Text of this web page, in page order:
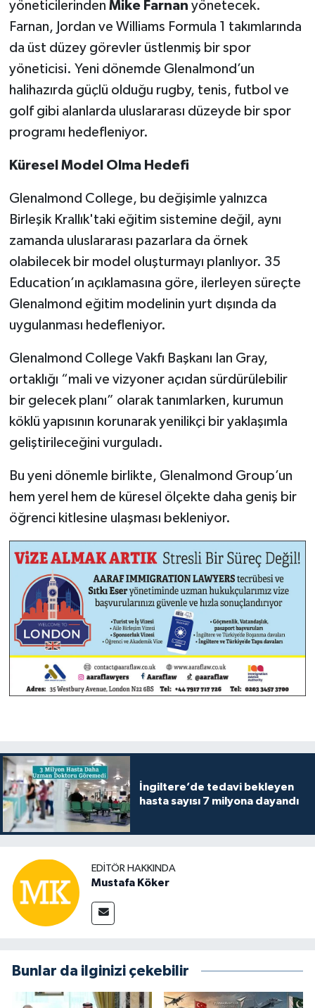
yöneticilerinden Mike Farnan yönetecek.
Farnan, Jordan ve Williams Formula 1 takımlarında
da üst düzey görevler üstlenmiş bir spor
yöneticisi. Yeni dönemde Glenalmond’un
halihazırda güçlü olduğu rugby, tenis, futbol ve
golf gibi alanlarda uluslararası düzeyde bir spor
programı hedefleniyor.
Küresel Model Olma Hedefi
Glenalmond College, bu değişimle yalnızca
Birleşik Krallık'taki eğitim sistemine değil, aynı
zamanda uluslararası pazarlara da örnek
olabilecek bir model oluşturmayı planlıyor. 35
Education’ın açıklamasına göre, ilerleyen süreçte
Glenalmond eğitim modelinin yurt dışında da
uygulanması hedefleniyor.
Glenalmond College Vakfı Başkanı Ian Gray,
ortaklığı “mali ve vizyoner açıdan sürdürülebilir
bir gelecek planı” olarak tanımlarken, kurumun
köklü yapısının korunarak yenilikçi bir yaklaşımla
geliştirileceğini vurguladı.
Bu yeni dönemle birlikte, Glenalmond Group’un
hem yerel hem de küresel ölçekte daha geniş bir
öğrenci kitlesine ulaşması bekleniyor.
İngiltere’de tedavi bekleyen
hasta sayısı 7 milyona dayandı
EDITÖR HAKKINDA
Mustafa Köker
Bunlar da ilginizi çekebilir